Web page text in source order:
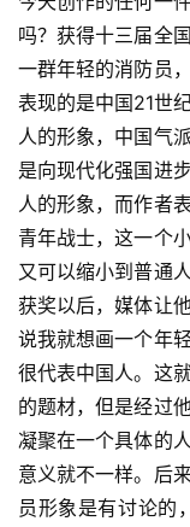
吗？获得十三届全
一群年轻的消防员
表现的是中国21世
人的形象，中国气
是向现代化强国进
人的形象，而作者
青年战士，这一个
又可以缩小到普通
获奖以后，媒体让
说我就想画一个年
很代表中国人。这
的题材，但是经过
凝聚在一个具体的
意义就不一样。后
员形象是有讨论的